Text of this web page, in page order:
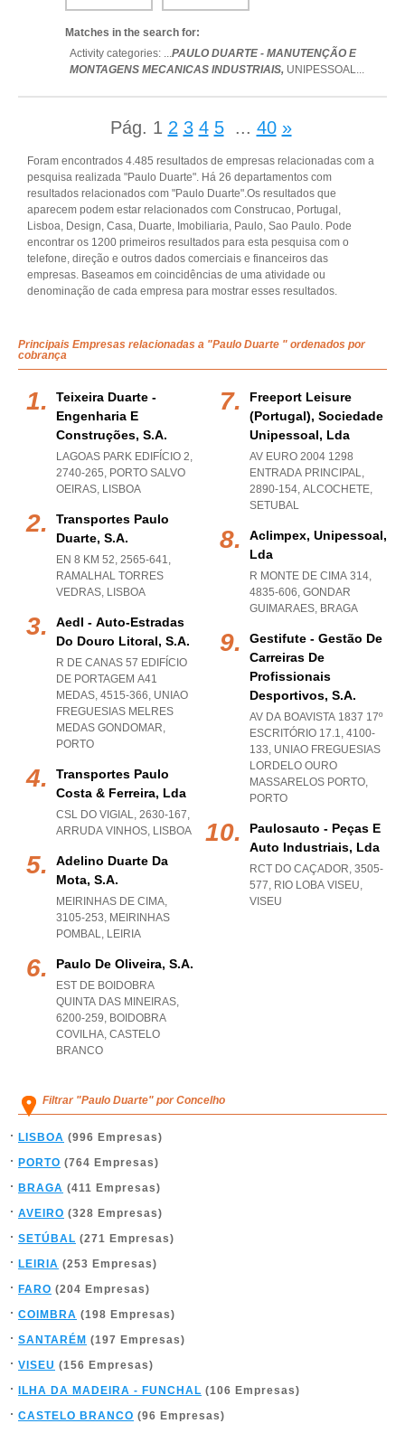
Matches in the search for:
Activity categories: ...PAULO DUARTE - MANUTENÇÃO E
MONTAGENS MECANICAS INDUSTRIAIS, UNIPESSOAL...
Pág. 1 2 3 4 5 ... 40 »
Foram encontrados 4.485 resultados de empresas relacionadas com a
pesquisa realizada "Paulo Duarte". Há 26 departamentos com
resultados relacionados com "Paulo Duarte".Os resultados que
aparecem podem estar relacionados com Construcao, Portugal,
Lisboa, Design, Casa, Duarte, Imobiliaria, Paulo, Sao Paulo. Pode
encontrar os 1200 primeiros resultados para esta pesquisa com o
telefone, direção e outros dados comerciais e financeiros das
empresas. Baseamos em coincidências de uma atividade ou
denominação de cada empresa para mostrar esses resultados.
Principais Empresas relacionadas a "Paulo Duarte " ordenados por
cobrança
Teixeira Duarte -
Engenharia E
Construções, S.a.
LAGOAS PARK EDIFÍCIO 2,
2740-265, PORTO SALVO
OEIRAS, LISBOA
Transportes Paulo
Duarte, S.a.
EN 8 KM 52, 2565-641,
RAMALHAL TORRES
VEDRAS, LISBOA
Aedl - Auto-Estradas
Do Douro Litoral, S.a.
R DE CANAS 57 EDIFÍCIO
DE PORTAGEM A41
MEDAS, 4515-366, UNIAO
FREGUESIAS MELRES
MEDAS GONDOMAR,
PORTO
Transportes Paulo
Costa & Ferreira, Lda
CSL DO VIGIAL, 2630-167,
ARRUDA VINHOS, LISBOA
Adelino Duarte Da
Mota, S.a.
MEIRINHAS DE CIMA,
3105-253, MEIRINHAS
POMBAL, LEIRIA
Paulo De Oliveira, S.a.
EST DE BOIDOBRA
QUINTA DAS MINEIRAS,
6200-259, BOIDOBRA
COVILHA, CASTELO
BRANCO
Freeport Leisure
(portugal), Sociedade
Unipessoal, Lda
AV EURO 2004 1298
ENTRADA PRINCIPAL,
2890-154, ALCOCHETE,
SETUBAL
Aclimpex, Unipessoal,
Lda
R MONTE DE CIMA 314,
4835-606, GONDAR
GUIMARAES, BRAGA
Gestifute - Gestão De
Carreiras De
Profissionais
Desportivos, S.a.
AV DA BOAVISTA 1837 17º
ESCRITÓRIO 17.1, 4100-
133, UNIAO FREGUESIAS
LORDELO OURO
MASSARELOS PORTO,
PORTO
Paulosauto - Peças E
Auto Industriais, Lda
RCT DO CAÇADOR, 3505-
577, RIO LOBA VISEU,
VISEU
Filtrar "Paulo Duarte" por Concelho
LISBOA (996 Empresas)
PORTO (764 Empresas)
BRAGA (411 Empresas)
AVEIRO (328 Empresas)
SETÚBAL (271 Empresas)
LEIRIA (253 Empresas)
FARO (204 Empresas)
COIMBRA (198 Empresas)
SANTARÉM (197 Empresas)
VISEU (156 Empresas)
ILHA DA MADEIRA - FUNCHAL (106 Empresas)
CASTELO BRANCO (96 Empresas)